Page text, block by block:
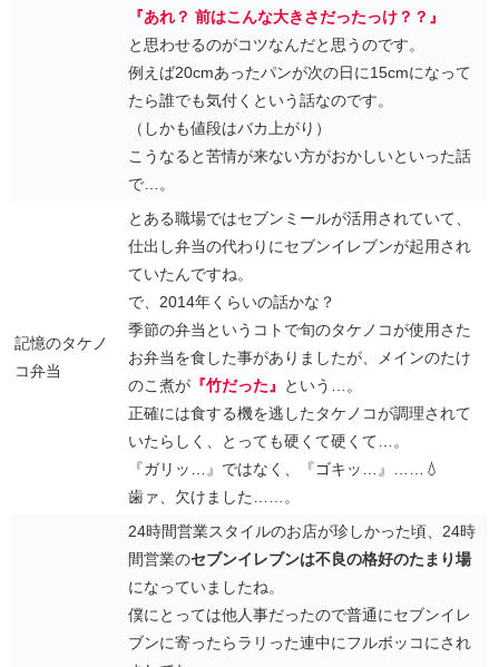
『あれ？ 前はこんな大きさだったっけ？？』
と思わせるのがコツなんだと思うのです。
例えば20cmあったパンが次の日に15cmになって
たら誰でも気付くという話なのです。
（しかも値段はバカ上がり）
こうなると苦情が来ない方がおかしいといった話
で…。
記憶のタケノ
コ弁当
とある職場ではセブンミールが活用されていて、
仕出し弁当の代わりにセブンイレブンが起用され
ていたんですね。
で、2014年くらいの話かな？
季節の弁当というコトで旬のタケノコが使用さた
お弁当を食した事がありましたが、メインのたけ
のこ煮が 『竹だった』
という…。
正確には食する機を逃したタケノコが調理されて
いたらしく、とっても硬くて硬くて…。
『ガリッ…』ではなく、『ゴキッ…』……💧
歯ァ、欠けました……。
24時間営業スタイルのお店が珍しかった頃、24時
間営業のセブンイレブンは不良の格好のたまり場
になっていましたね。
僕にとっては他人事だったので普通にセブンイレ
ブンに寄ったらラリった連中にフルボッコにされ